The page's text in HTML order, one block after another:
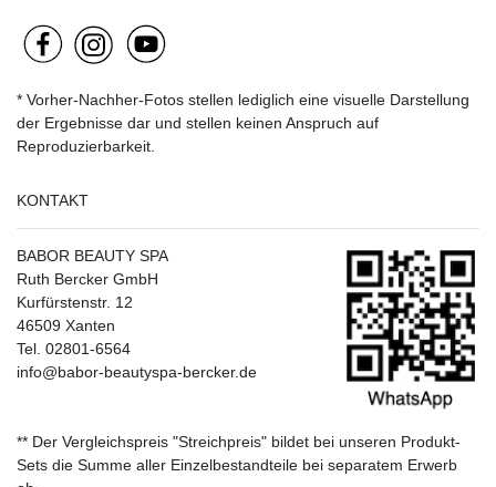
* Vorher-Nachher-Fotos stellen lediglich eine visuelle Darstellung
der Ergebnisse dar und stellen keinen Anspruch auf
Reproduzierbarkeit.
KONTAKT
BABOR BEAUTY SPA
Ruth Bercker GmbH
Kurfürstenstr. 12
46509 Xanten
Tel. 02801-6564
info@babor-beautyspa-bercker.de
** Der Vergleichspreis "Streichpreis" bildet bei unseren Produkt-
Sets die Summe aller Einzelbestandteile bei separatem Erwerb